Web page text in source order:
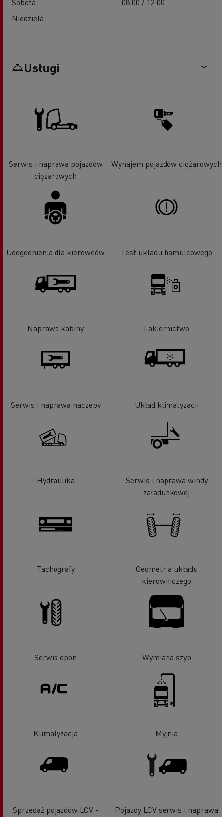
Sobota
08:00 / 12:00
Niedziela
-
Usługi
Serwis i naprawa pojazdów
ciężarowych
Wynajem pojazdów ciężarowych
Udogodnienia dla kierowców Test układu hamulcowego
Naprawa kabiny Lakiernictwo
Serwis i naprawa naczepy Układ klimatyzacji
Hydraulika
Serwis i naprawa windy
załadunkowej
Tachografy
Geometria układu
kierowniczego
Serwis opon Wymiana szyb
Klimatyzacja Myjnia
Sprzedaż pojazdów LCV -
Pojazdy LCV serwis i naprawa